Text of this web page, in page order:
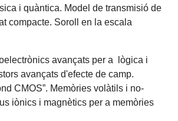
i quàntica. Model de transmisió de
compacte. Soroll en la escala
avançats per a lògica i
avançats d'efecte de camp.
CMOS”. Memòries volàtils i no-
iònics i magnètics per a memòries